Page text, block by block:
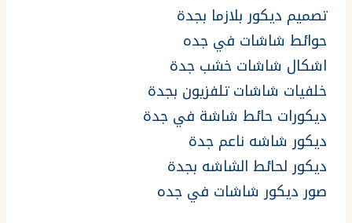
تصميم ديكور بلازما بجدة
حوائط شاشات في جده
اشكال شاشات خشب جدة
خلفيات شاشات تلفزيون بجدة
ديكورات حائط شاشة في جدة
ديكور شاشه ناعم جدة
ديكور لحائط الشاشه بجدة
صور ديكور شاشات في جده